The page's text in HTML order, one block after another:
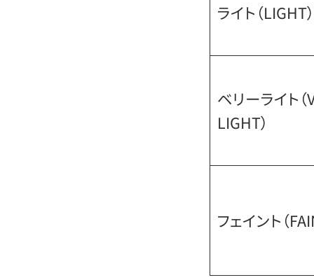
ライト（LIGHT
ベリーライト（
LIGHT）
フェイント（